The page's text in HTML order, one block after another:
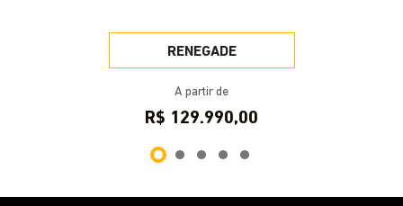
Preencha o formulário abaixo que entraremos em